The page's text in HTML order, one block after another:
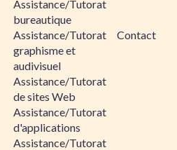
Assistance/Tutorat
bureautique
Assistance/Tutorat
graphisme et
audivisuel
Assistance/Tutorat
de sites Web
Assistance/Tutorat
d'applications
Assistance/Tutorat
Contact